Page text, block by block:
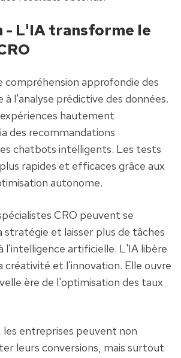
- L'IA transforme le
approfondie des
à l'analyse prédictive des données.
hautement
des recommandations
chatbots intelligents. Les tests
rapides et efficaces grâce aux
autonome.
CRO peuvent se
stratégie et laisser plus de tâches
l'intelligence artificielle. L'IA libère
créativité et l'innovation. Elle ouvre
ère de l'optimisation des taux
entreprises peuvent non
leurs conversions, mais surtout